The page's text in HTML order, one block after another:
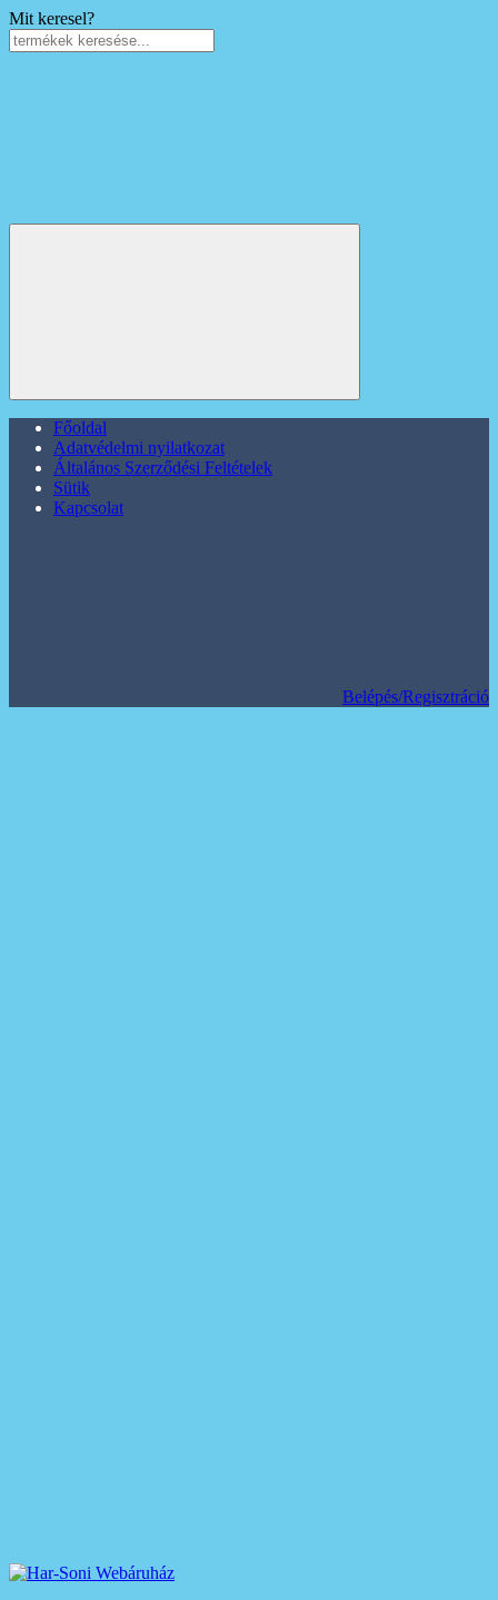
Mit keresel?
Főoldal
Adatvédelmi nyilatkozat
Általános Szerződési Feltételek
Sütik
Kapcsolat
Belépés/Regisztráció